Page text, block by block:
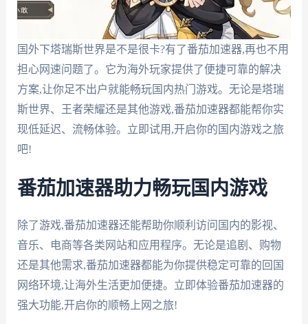
国外下塔瑞斯世界是不是很卡?有了番茄加速器,再也不用
担心网速问题了。它为海外玩家提供了便捷可靠的解决
方案,让你足不出户就能畅玩国内热门游戏。无论是塔瑞
斯世界、王者荣耀还是其他游戏,番茄加速器都能帮你实
现低延迟、流畅体验。立即试用,开启你的国内游戏之旅
吧!
番茄加速器助力畅玩国内游戏
除了游戏,番茄加速器还能帮助你顺利访问国内的影视、
音乐、电商等各类网站和应用程序。无论是追剧、购物
还是其他需求,番茄加速器都能为你提供稳定可靠的回国
网络环境,让海外生活更加便捷。立即体验番茄加速器的
强大功能,开启你的顺畅上网之旅!